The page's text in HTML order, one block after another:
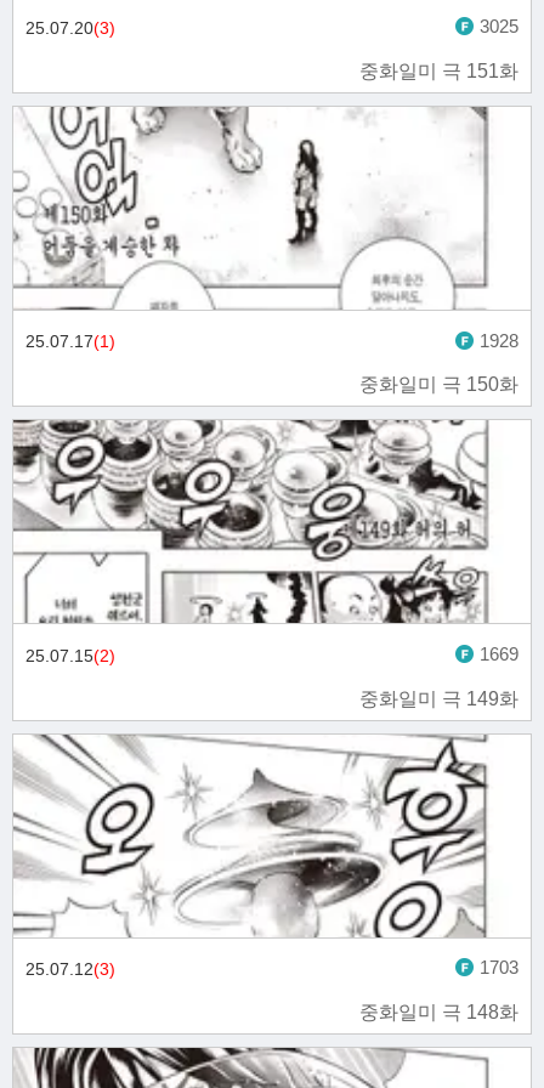
중화일미 극 151화
25.07.20(3) 3025
중화일미 극 150화
25.07.17(1) 1928
중화일미 극 149화
25.07.15(2) 1669
중화일미 극 148화
25.07.12(3) 1703